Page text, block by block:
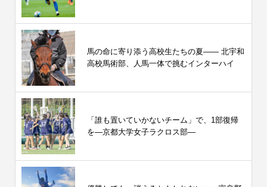
馬の命に寄り添う高校生たちの夏—— 北宇和
高校馬術部、人馬一体で挑むインターハイ
「誰も置いていかないチーム」で、1部復帰
を―京都大学女子ラクロス部―